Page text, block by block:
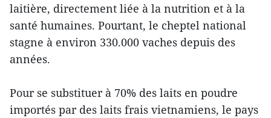
laitière, directement liée à la nutrition et à la
santé humaines. Pourtant, le cheptel national
stagne à environ 330.000 vaches depuis des
années.
Pour se substituer à 70% des laits en poudre
importés par des laits frais vietnamiens, le pays